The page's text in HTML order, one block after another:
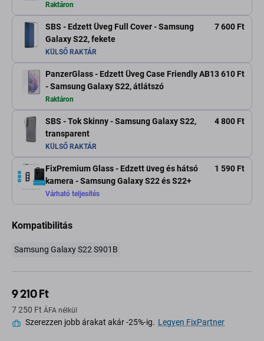
Raktáron
SBS - Edzett Üveg Full Cover - Samsung
Galaxy S22, fekete
7 600 Ft
KÜLSŐ RAKTÁR
PanzerGlass - Edzett Üveg Case Friendly AB
- Samsung Galaxy S22, átlátszó
13 610 Ft
Raktáron
SBS - Tok Skinny - Samsung Galaxy S22,
transparent
4 800 Ft
KÜLSŐ RAKTÁR
FixPremium Glass - Edzett üveg és hátsó
kamera - Samsung Galaxy S22 és S22+
1 590 Ft
Várható teljesítés
Kompatibilitás
Samsung Galaxy S22 S901B
9 210 Ft
7 250 Ft ÁFA nélkül
Szerezzen jobb árakat akár -25%-ig. Legyen FixPartner